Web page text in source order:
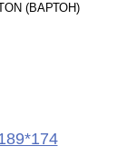
(ВАРТОН)